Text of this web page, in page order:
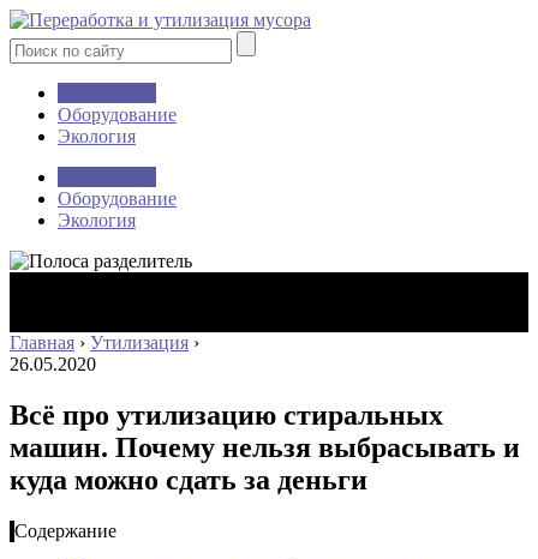
Оборудование
Экология
Оборудование
Экология
Главная › Утилизация ›
26.05.2020
Всё про утилизацию стиральных
машин. Почему нельзя выбрасывать и
куда можно сдать за деньги
Содержание